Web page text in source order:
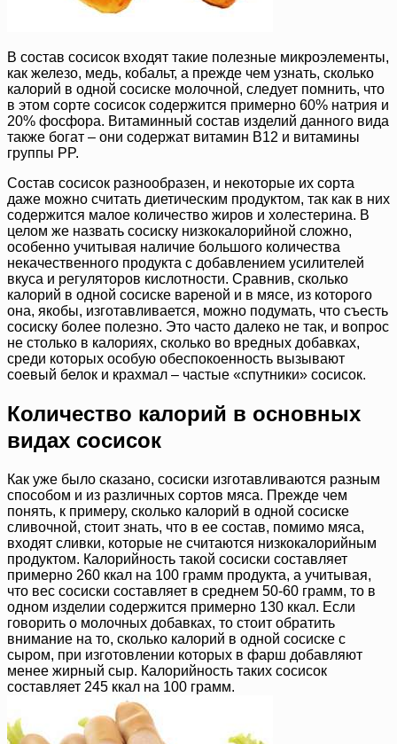
В состав сосисок входят такие полезные микроэлементы,
как железо, медь, кобальт, а прежде чем узнать, сколько
калорий в одной сосиске молочной, следует помнить, что
в этом сорте сосисок содержится примерно 60% натрия и
20% фосфора. Витаминный состав изделий данного вида
также богат – они содержат витамин B12 и витамины
группы PP.
Состав сосисок разнообразен, и некоторые их сорта
даже можно считать диетическим продуктом, так как в них
содержится малое количество жиров и холестерина. В
целом же назвать сосиску низкокалорийной сложно,
особенно учитывая наличие большого количества
некачественного продукта с добавлением усилителей
вкуса и регуляторов кислотности. Сравнив, сколько
калорий в одной сосиске вареной и в мясе, из которого
она, якобы, изготавливается, можно подумать, что съесть
сосиску более полезно. Это часто далеко не так, и вопрос
не столько в калориях, сколько во вредных добавках,
среди которых особую обеспокоенность вызывают
соевый белок и крахмал – частые «спутники» сосисок.
Количество калорий в основных
видах сосисок
Как уже было сказано, сосиски изготавливаются разным
способом и из различных сортов мяса. Прежде чем
понять, к примеру, сколько калорий в одной сосиске
сливочной, стоит знать, что в ее состав, помимо мяса,
входят сливки, которые не считаются низкокалорийным
продуктом. Калорийность такой сосиски составляет
примерно 260 ккал на 100 грамм продукта, а учитывая,
что вес сосиски составляет в среднем 50-60 грамм, то в
одном изделии содержится примерно 130 ккал. Если
говорить о молочных добавках, то стоит обратить
внимание на то, сколько калорий в одной сосиске с
сыром, при изготовлении которых в фарш добавляют
менее жирный сыр. Калорийность таких сосисок
составляет 245 ккал на 100 грамм.